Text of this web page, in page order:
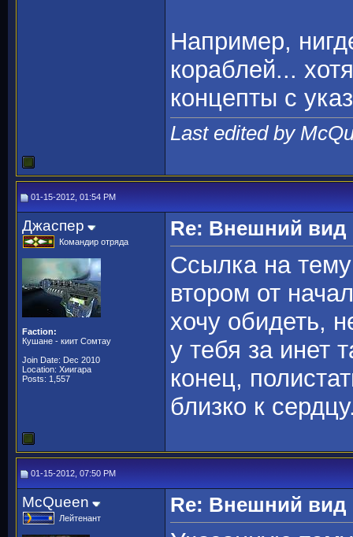
Например,
кораблей...
концепты с
Last edited by
01-15-2012, 01:54 PM
Джаспер
Командир отряда
Faction:
Кушане - киит Сомтау
Join Date: Dec 2010
Location: Хиигара
Posts: 1,557
Re: Внешний вид
Ссылка на
втором от
хочу обидеть,
у тебя за инет
конец,
близко к
01-15-2012, 07:50 PM
McQueen
Лейтенант
Re: Внешний вид